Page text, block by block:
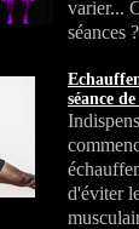
varier...
séances ?
séance
d'éviter